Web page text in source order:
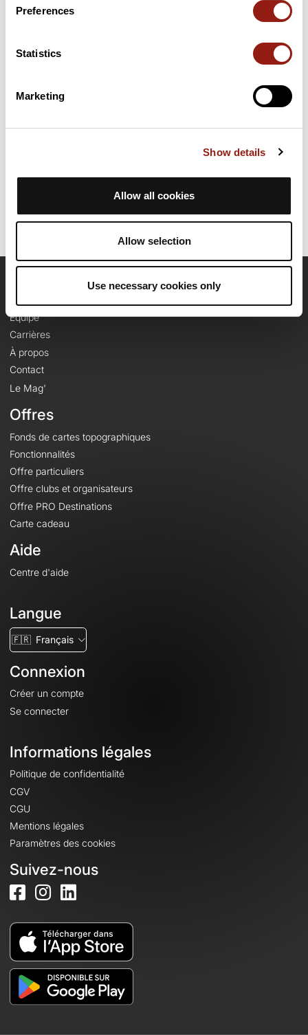
Preferences
Statistics
Marketing
Show details
Allow all cookies
Allow selection
Use necessary cookies only
Découvrez ce parcours de marche de 6,4 km à proximité de
Tours. Ce parcours emprunte 6,2 km de routes. Prévoyez
Date de création du parcours: 14 mai 2024 à 22:32:19.
OpenRunner
Equipe
Carrières
À propos
Contact
Le Mag'
Offres
Fonds de cartes topographiques
Fonctionnalités
Offre particuliers
Offre clubs et organisateurs
Offre PRO Destinations
Carte cadeau
Aide
Centre d'aide
Langue
🇫🇷 Français
Connexion
Créer un compte
Se connecter
Informations légales
Politique de confidentialité
CGV
CGU
Mentions légales
Paramètres des cookies
Suivez-nous